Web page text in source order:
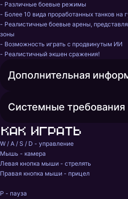
- Различные боевые режимы
- Более 10 вида проработанных танков на
- Реалистичные боевые арены,
зоны
- Возможность играть с продвинутым ИИ
- Реалистичный экшен сражения!
Дополнительная
Системные требования
Как играть
W / A / S / D - управление
Мышь - камера
Левая кнопка мыши - стрелять
Правая кнопка мыши - прицел
P - пауза